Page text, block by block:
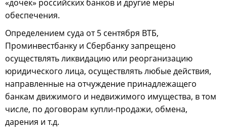
«дочек» российских банков и другие меры
обеспечения.
Определением суда от 5 сентября ВТБ,
Проминвестбанку и Сбербанку запрещено
осуществлять ликвидацию или реорганизацию
юридического лица, осуществлять любые действия,
направленные на отчуждение принадлежащего
банкам движимого и недвижимого имущества, в том
числе, по договорам купли-продажи, обмена,
дарения и т.д.